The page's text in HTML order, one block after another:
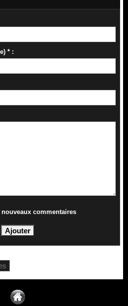
* :
commentaires